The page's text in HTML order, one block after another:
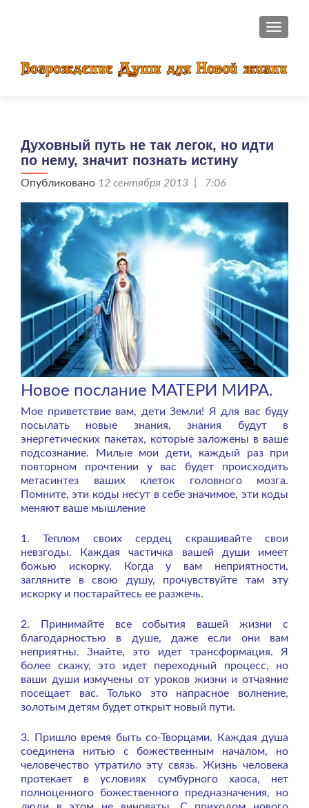
Духовный путь не так легок, но идти
по нему, значит познать истину
Опубликовано 12 сентября 2013 | 7:06
Новое послание МАТЕРИ МИРА.
Мое приветствие вам, дети Земли! Я для вас буду
посылать новые знания, знания будут в
энергетических пакетах, которые заложены в ваше
подсознание. Милые мои дети, каждый раз при
повторном прочтении у вас будет происходить
метасинтез ваших клеток головного мозга.
Помните, эти коды несут в себе значимое, эти коды
меняют ваше мышление
1. Теплом своих сердец скрашивайте свои
невзгоды. Каждая частичка вашей души имеет
божью искорку. Когда у вам неприятности,
загляните в свою душу, прочувствуйте там эту
искорку и постарайтесь ее разжечь.
2. Принимайте все события вашей жизни с
благодарностью в душе, даже если они вам
неприятны. Знайте, это идет трансформация. Я
более скажу, это идет переходный процесс, но
ваши души измучены от уроков жизни и отчаяние
посещает вас. Только это напрасное волнение,
золотым детям будет открыт новый пути.
3. Пришло время быть со-Творцами. Каждая душа
соединена нитью с божественным началом, но
человечество утратило эту связь. Жизнь человека
протекает в условиях сумбурного хаоса, нет
полноценного божественного предназначения, но